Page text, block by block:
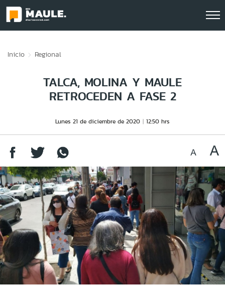
Inicio Regional
TALCA, MOLINA Y MAULE
RETROCEDEN A FASE 2
Lunes 21 de diciembre de 2020 12:50 hrs